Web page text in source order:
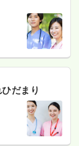
宅介護 はなれひだまり